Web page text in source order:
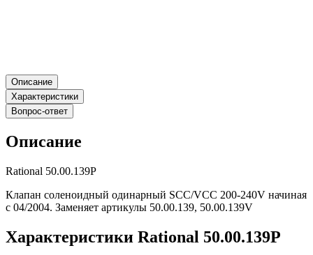
Описание
Характеристики
Вопрос-ответ
Описание
Rational 50.00.139P
Клапан соленоидный одинарный SCC/VCC 200-240V начиная
с 04/2004. Заменяет артикулы 50.00.139, 50.00.139V
Характеристики Rational 50.00.139P